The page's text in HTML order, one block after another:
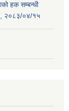
हक सम्बन्धी
२०८३/०४/१५